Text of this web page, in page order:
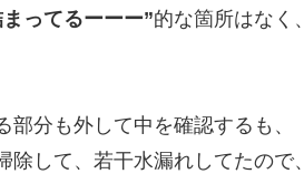
まってるーーー”的な箇所はなく、
分も外して中を確認するも、
して、若干水漏れしてたので、